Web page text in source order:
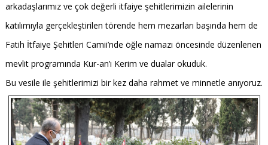
arkadaşlarımız ve çok değerli itfaiye şehitlerimizin ailelerinin
katılımıyla gerçekleştirilen törende hem mezarları başında hem de
Fatih İtfaiye Şehitleri Camii’nde öğle namazı öncesinde düzenlenen
mevlit programında Kur-an’ı Kerim ve dualar okuduk.
Bu vesile ile şehitlerimizi bir kez daha rahmet ve minnetle anıyoruz.